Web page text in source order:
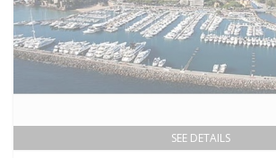
SEE DETAILS